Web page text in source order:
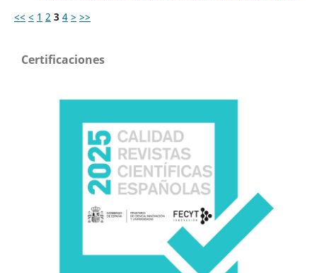
<< < 1 2 3 4 > >>
Certificaciones